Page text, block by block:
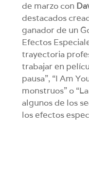
de marzo con
destacados
ganador de un
Efectos
trayectoria
trabajar en
pausa”, “I Am
monstruos” o
algunos de los
los efectos